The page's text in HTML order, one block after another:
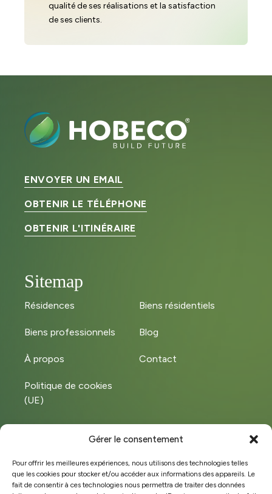
Gérer le consentement
Pour offrir les meilleures expériences, nous utilisons des technologies telles
que les cookies pour stocker et/ou accéder aux informations des appareils. Le
fait de consentir à ces technologies nous permettra de traiter des données
qualité de ses réalisations et la satisfaction
de ses clients.
ENVOYER UN EMAIL
OBTENIR LE TÉLÉPHONE
OBTENIR L'ITINÉRAIRE
Sitemap
Résidences Biens résidentiels
Biens professionnels Blog
À propos Contact
Politique de cookies
(UE)
Facebook